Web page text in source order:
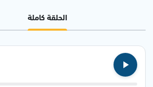
الحلقة كاملة